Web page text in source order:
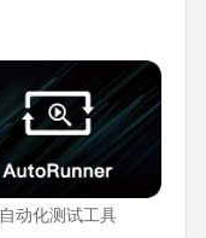
自动化测试工具